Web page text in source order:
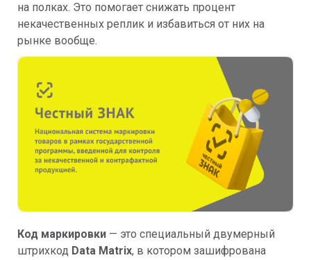
на полках. Это помогает снижать процент
некачественных реплик и избавиться от них на
рынке вообще.
Код маркировки — это специальный двумерный
штрихкод Data Matrix, в котором зашифрована